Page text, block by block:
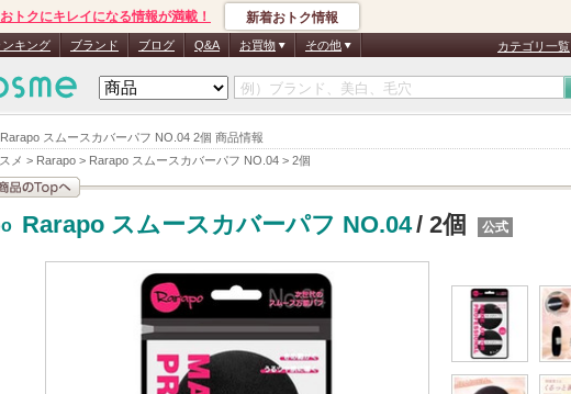
スムースカバーパフ NO.04 2個 商品情報
メ > Rarapo > Rarapo スムースカバーパフ NO.04 > 2個
おトクにキレイになる情報が満載！ 新着おトク情報
ンキング ブランド ブログ Q&A お買物 その他 カテゴリ一覧
Rarapo スムースカバーパフ NO.04/ 2個 公式